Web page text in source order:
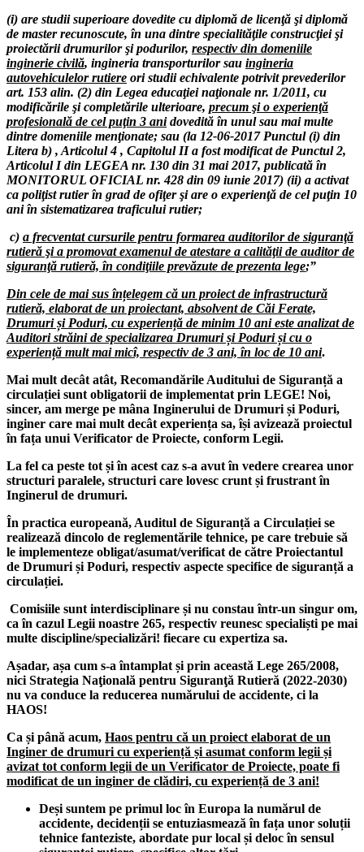
(i) are studii superioare dovedite cu diplomă de licenţă şi diplomă
de master recunoscute, în una dintre specialităţile construcţiei şi
proiectării drumurilor şi podurilor, respectiv din domeniile
inginerie civilă, ingineria transporturilor sau ingineria
autovehiculelor rutiere ori studii echivalente potrivit prevederilor
art. 153 alin. (2) din Legea educaţiei naţionale nr. 1/2011, cu
modificările şi completările ulterioare, precum şi o experienţă
profesională de cel puţin 3 anidovedită în unul sau mai multe
dintre domeniile menţionate; sau (la 12-06-2017 Punctul (i) din
Litera b) , Articolul 4 , Capitolul II a fost modificat de Punctul 2,
Articolul I din LEGEA nr. 130 din 31 mai 2017, publicată în
MONITORUL OFICIAL nr. 428 din 09 iunie 2017) (ii) a activat
ca poliţist rutier în grad de ofiţer şi are o experienţă de cel puţin 10
ani în sistematizarea traficului rutier;
c) a frecventat cursurile pentru formarea auditorilor de siguranţă
rutieră şi a promovat examenul de atestare a calităţii de auditor de
siguranţă rutieră, în condiţiile prevăzute de prezenta lege;”
Din cele de mai sus înțelegem că un proiect de infrastructură
rutieră, elaborat de un proiectant, absolvent de Căi Ferate,
Drumuri și Poduri, cu experiență de minim 10 ani este analizat de
Auditori străini de specializarea Drumuri și Poduri și cu o
experiență mult mai micî, respectiv de 3 ani, în loc de 10 ani.
Mai mult decât atât, Recomandările Auditului de Siguranță a
circulației sunt obligatorii de implementat prin LEGE! Noi,
sincer, am merge pe mâna Inginerului de Drumuri și Poduri,
inginer care mai mult decât experiența sa, își avizează proiectul
în fața unui Verificator de Proiecte, conform Legii.
La fel ca peste tot și în acest caz s-a avut în vedere crearea unor
structuri paralele, structuri care lovesc crunt și frustrant în
Inginerul de drumuri.
În practica europeană, Auditul de Siguranță a Circulației se
realizează dincolo de reglementările tehnice, pe care trebuie să
le implementeze obligat/asumat/verificat de către Proiectantul
de Drumuri și Poduri, respectiv aspecte specifice de siguranță a
circulației.
Comisiile sunt interdisciplinare și nu constau într-un singur om,
ca în cazul Legii noastre 265, respectiv reunesc specialiști pe mai
multe discipline/specializări! fiecare cu expertiza sa.
Așadar, așa cum s-a întamplat și prin această Lege 265/2008,
nici Strategia Naţională pentru Siguranţă Rutieră (2022-2030)
nu va conduce la reducerea numărului de accidente, ci la
HAOS!
Ca și până acum, Haos pentru că un proiect elaborat de un
Inginer de drumuri cu experiență și asumat conform legii și
avizat tot conform legii de un Verificator de Proiecte, poate fi
modificat de un inginer de clădiri, cu experiență de 3 ani!
Deși suntem pe primul loc în Europa la numărul de
accidente, decidenții se entuziasmează în fața unor soluții
tehnice fanteziste, abordate pur local și deloc în sensul